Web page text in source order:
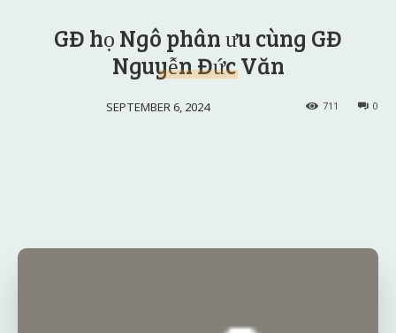
GĐ họ Ngô phân ưu cùng GĐ
Nguyễn Đức Văn
SEPTEMBER 6, 2024 0
711